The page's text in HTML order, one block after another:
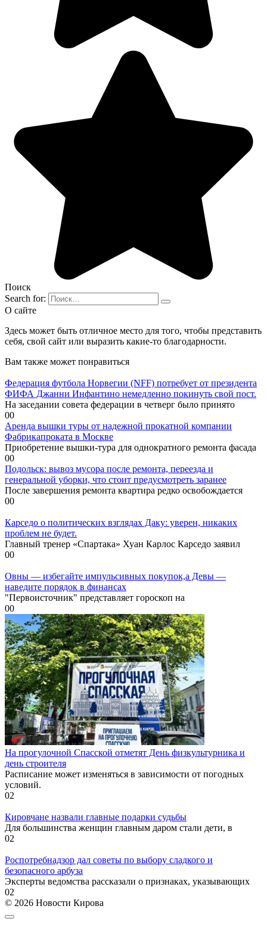
Поиск
Search for:
О сайте
Здесь может быть отличное место для того, чтобы представить
себя, свой сайт или выразить какие-то благодарности.
Вам также может понравиться
Федерация футбола Норвегии (NFF) потребует от президента
ФИФА Джанни Инфантино немедленно покинуть свой пост.
На заседании совета федерации в четверг было принято
00
Аренда вышки туры от надежной прокатной компании
Фабрикапроката в Москве
Приобретение вышки-тура для однократного ремонта фасада
00
Подольск: вывоз мусора после ремонта, переезда и
генеральной уборки, что стоит предусмотреть заранее
После завершения ремонта квартира редко освобождается
00
Карседо о политических взглядах Даку: уверен, никаких
проблем не будет.
Главный тренер «Спартака» Хуан Карлос Карседо заявил
00
Овны — избегайте импульсивных покупок,а Девы —
наведите порядок в финансах
"Первоисточник" представляет гороскоп на
00
На прогулочной Спасской отметят День физкультурника и
день строителя
Расписание может изменяться в зависимости от погодных
условий.
02
Кировчане назвали главные подарки судьбы
Для большинства женщин главным даром стали дети, в
02
Роспотребнадзор дал советы по выбору сладкого и
безопасного арбуза
Эксперты ведомства рассказали о признаках, указывающих
02
© 2026 Новости Кирова